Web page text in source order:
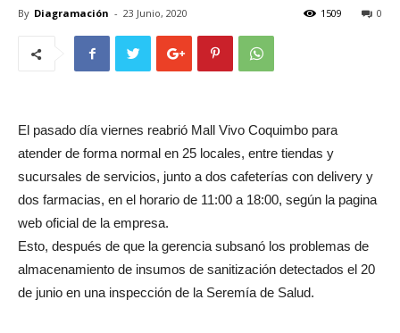
By Diagramación - 23 Junio, 2020 0
1509
El pasado día viernes reabrió Mall Vivo Coquimbo para
atender de forma normal en 25 locales, entre tiendas y
sucursales de servicios, junto a dos cafeterías con delivery y
dos farmacias, en el horario de 11:00 a 18:00, según la pagina
web oficial de la empresa.
Esto, después de que la gerencia subsanó los problemas de
almacenamiento de insumos de sanitización detectados el 20
de junio en una inspección de la Seremía de Salud.